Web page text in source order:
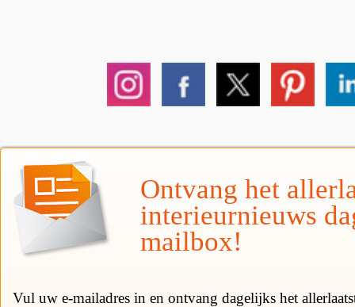
Ontvang het
interieurnieuws
mailbox!
Vul uw e-mailadres in en ontvang dagelijks het